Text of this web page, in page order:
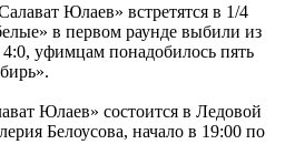
Юлаев» встретятся в 1/4
в первом раунде выбили из
уфимцам понадобилось пять
Юлаев» состоится в Ледовой
Белоусова, начало в 19:00 по